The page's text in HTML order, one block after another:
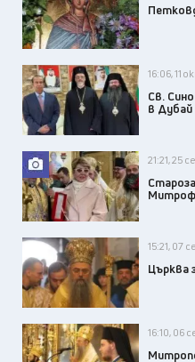
16:06, 11
Св.
в Дубай
21:21, 25
15:21, 07
Църква
16:10, 06